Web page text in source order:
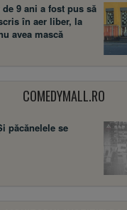
9 ani a fost pus să
în aer liber, la
avea mască
COMEDYMALL.RO
păcănelele se